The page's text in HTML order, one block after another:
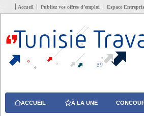
Accueil Publiez vos offres d’emploi Espace
ACCUEIL À LA UNE